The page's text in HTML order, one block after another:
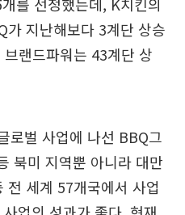
가 지난해보다 3계단 상승
랜드파워는 43계단 상
로벌 사업에 나선 BBQ그
북미 지역뿐 아니라 대만
세계 57개국에서 사업